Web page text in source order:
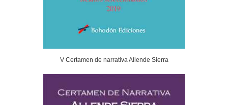
V Certamen de narrativa Allende Sierra